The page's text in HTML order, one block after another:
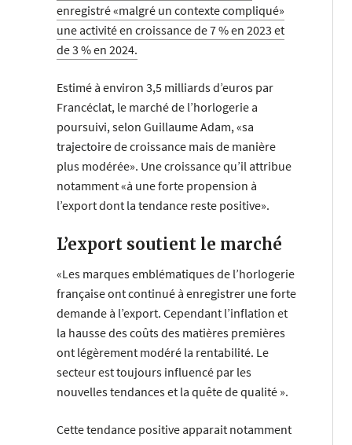
enregistré «malgré un contexte compliqué»
une activité en croissance de 7 % en 2023 et
de 3 % en 2024.
Estimé à environ 3,5 milliards d’euros par
Francéclat, le marché de l’horlogerie a
poursuivi, selon Guillaume Adam, «sa
trajectoire de croissance mais de manière
plus modérée». Une croissance qu’il attribue
notamment «à une forte propension à
l’export dont la tendance reste positive».
L’export soutient le marché
«Les marques emblématiques de l’horlogerie
française ont continué à enregistrer une forte
demande à l’export. Cependant l’inflation et
la hausse des coûts des matières premières
ont légèrement modéré la rentabilité. Le
secteur est toujours influencé par les
nouvelles tendances et la quête de qualité ».
Cette tendance positive apparait notamment